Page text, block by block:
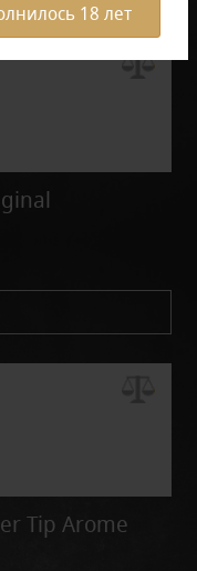
18 лет
Tip Arome